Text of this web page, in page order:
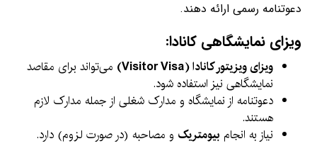
دعوتنامه رسمی ارائه دهند.
ویزای نمایشگاهی کانادا:
ویزای ویزیتور کانادا (Visitor Visa)
می‌تواند برای مقاصد
نمایشگاهی نیز استفاده شود.
دعوتنامه از نمایشگاه و مدارک شغلی از جمله مدارک لازم
هستند.
نیاز به انجام بیومتریک و مصاحبه (در صورت لزوم) دارد.